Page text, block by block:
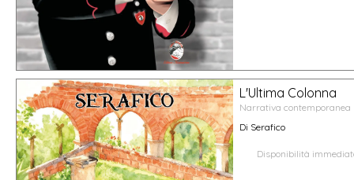
L'Ultima Colonna
Narrativa contemporanea
Di Serafico
Disponibilità